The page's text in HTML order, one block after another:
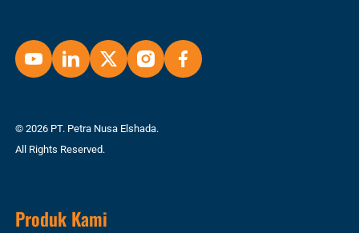
© 2026 PT. Petra Nusa Elshada.
All Rights Reserved.
Produk Kami